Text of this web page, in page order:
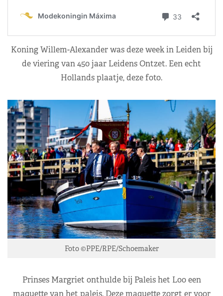
Koning Willem-Alexander was deze week in Leiden bij
de viering van 450 jaar Leidens Ontzet. Een echt
Hollands plaatje, deze foto.
Foto ©PPE/RPE/Schoemaker
Prinses Margriet onthulde bij Paleis het Loo een
maquette van het paleis. Deze maquette zorgt er voor